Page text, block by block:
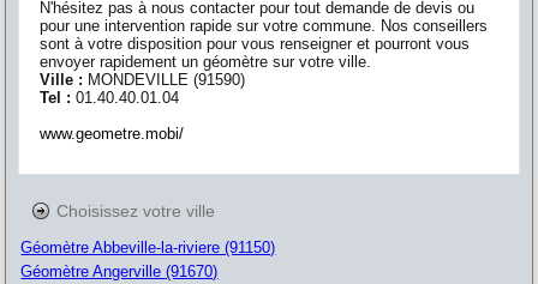
N'hésitez pas à nous contacter pour tout demande de devis ou
pour une intervention rapide sur votre commune. Nos conseillers
sont à votre disposition pour vous renseigner et pourront vous
envoyer rapidement un géomètre sur votre ville.
Ville : MONDEVILLE (91590)
Tel :01.40.40.01.04
www.geometre.mobi/
Choisissez votre ville
Géomètre Abbeville-la-riviere (91150)
Géomètre Angerville (91670)